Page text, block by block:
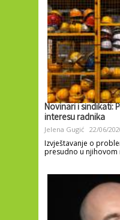
Novinari i sindikati:
interesu radnika
Jelena Gugić 22/06/
Izvještavanje o
presudno u njihovom